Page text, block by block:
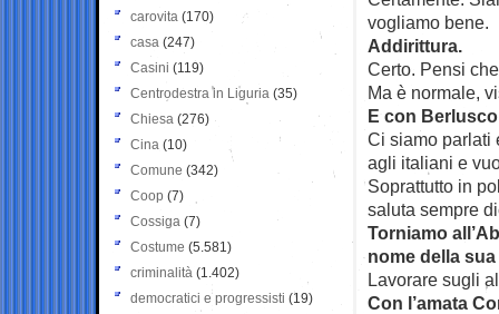
vogliamo bene.
Addirittura.
Certo. Pensi
Ma è normale,
E con
Ci siamo parlati
agli italiani e
Soprattutto in
saluta sempre
Torniamo
nome della
Lavorare sugli
Con l’amata
carovita (170)
casa (247)
Casini (119)
Centrodestra in Liguria (35)
Chiesa (276)
Cina (10)
Comune (342)
Coop (7)
Cossiga (7)
Costume (5.581)
criminalità (1.402)
democratici e progressisti (19)